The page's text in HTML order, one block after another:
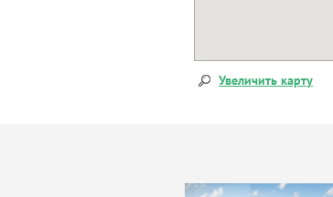
Увеличить карту